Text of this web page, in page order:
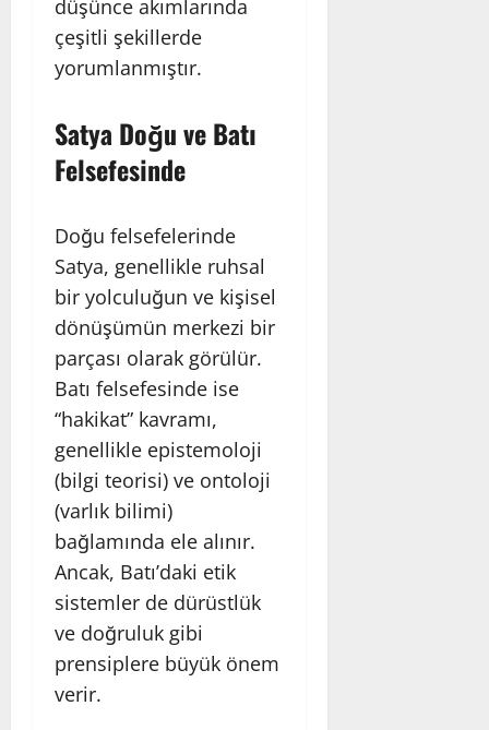
düşünce akımlarında
çeşitli şekillerde
yorumlanmıştır.
Satya Doğu ve Batı
Felsefesinde
Doğu felsefelerinde
Satya, genellikle ruhsal
bir yolculuğun ve kişisel
dönüşümün merkezi bir
parçası olarak görülür.
Batı felsefesinde ise
“hakikat” kavramı,
genellikle epistemoloji
(bilgi teorisi) ve ontoloji
(varlık bilimi)
bağlamında ele alınır.
Ancak, Batı’daki etik
sistemler de dürüstlük
ve doğruluk gibi
prensiplere büyük önem
verir.